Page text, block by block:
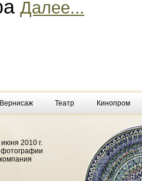
Далее...
Вернисаж Театр Кинопром
2010 г.
фотографии